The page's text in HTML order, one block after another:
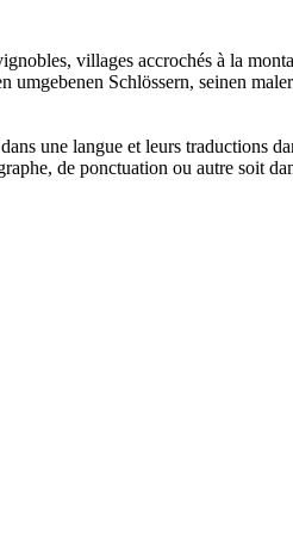
, villages accrochés à la
umgebenen Schlössern, seinen
une langue et leurs traductions
de ponctuation ou autre soit